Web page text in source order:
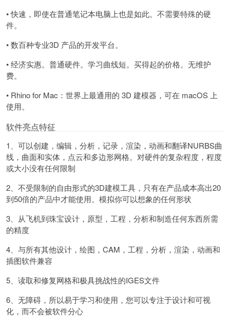
• 快速，即使在普通笔记本电脑上也是如此。不需要特殊的硬
件。
• 数百种专业3D 产品的开发平台。
• 经济实惠。普通硬件。学习曲线短。买得起的价格。无维护
费。
• Rhino for Mac：世界上最通用的 3D 建模器，可在 macOS 上
使用。
软件亮点特征
1、可以创建，编辑，分析，记录，渲染，动画和翻译NURBS曲
线，曲面和实体，点云和多边形网格。对硬件的复杂程度，程度
或大小没有任何限制
2、不受限制的自由形式的3D建模工具，只有在产品成本高出20
到50倍的产品中才能使用。模拟你可以想象的任何形状
3、从飞机到珠宝设计，原型，工程，分析和制造任何东西所需
的精度
4、与所有其他设计，绘图，CAM，工程，分析，渲染，动画和
插图软件兼容
5、读取和修复网格和极具挑战性的IGES文件
6、无障碍，所以易于学习和使用，您可以专注于设计和可视
化，而不会被软件分心